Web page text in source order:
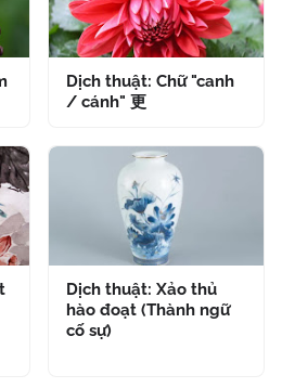
Dịch thuật: Chữ "canh
/ cánh" 更
Dịch thuật: Xảo thủ
hào đoạt (Thành ngữ
cố sự)